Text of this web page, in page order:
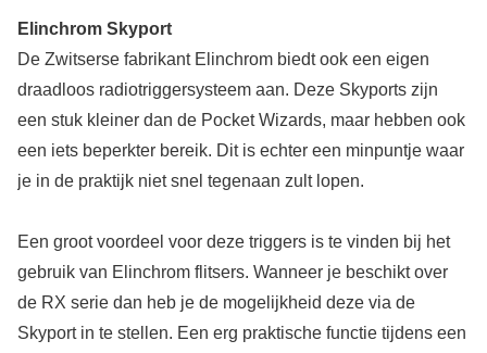
Elinchrom Skyport
De Zwitserse fabrikant Elinchrom biedt ook een eigen
draadloos radiotriggersysteem aan. Deze Skyports zijn
een stuk kleiner dan de Pocket Wizards, maar hebben ook
een iets beperkter bereik. Dit is echter een minpuntje waar
je in de praktijk niet snel tegenaan zult lopen.
Een groot voordeel voor deze triggers is te vinden bij het
gebruik van Elinchrom flitsers. Wanneer je beschikt over
de RX serie dan heb je de mogelijkheid deze via de
Skyport in te stellen. Een erg praktische functie tijdens een